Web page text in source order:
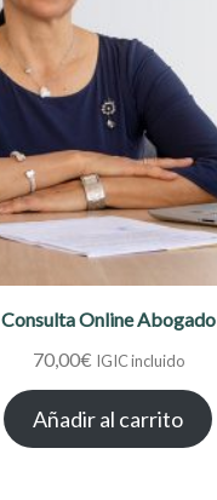
Consulta Online Abogado
70,00€ IGIC incluido
Añadir al carrito